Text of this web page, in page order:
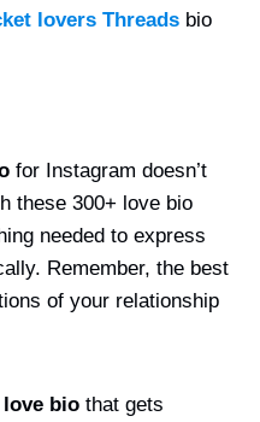
lovers Threads bio
for Instagram doesn’t
these 300+ love bio
needed to express
Remember, the best
of your relationship
bio that gets